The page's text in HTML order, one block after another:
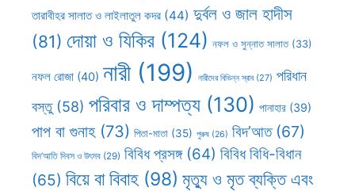
তারাবীহর সালাত ও লাইলাতুল কদর (44) দুর্বল ও জাল হাদীস
(81) দোয়া ও যিকির (124) নফল ও সুন্নাত সালাত(33)
নফল রোজা (40) নারী(199) নারীদের বিভিন্ন স্রাব(27) পরিধান
বস্তু(58) পরিবার ও দাম্পত্য (130) পানাহার (39)
পাপ বা গুনাহ(73) পিতা-মাতা (35) পুরুষ (26) বিদ’আত(67)
বিদ’আতি দিবস ও উৎসব (29) বিবিধ প্রসঙ্গ(64) বিবিধ বিধি-বিধান
(65) বিয়ে বা বিবাহ (98) মৃত্যু ও মৃত ব্যক্তি এবং